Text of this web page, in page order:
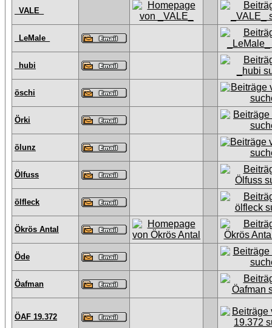
_VALE_
_LeMale_
_hubi
öschi
Örki
ölunz
Ölfuss
ölfleck
Ökrös Antal
Öde
Öafman
ÖAF 19.372